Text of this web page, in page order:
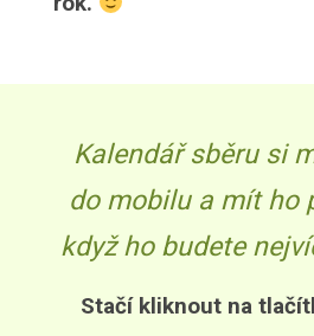
Kalendář sběru si
do mobilu a mít ho
když ho budete
Stačí kliknout na